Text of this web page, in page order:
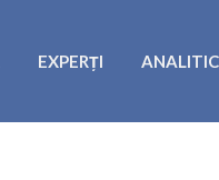
EXPERȚI